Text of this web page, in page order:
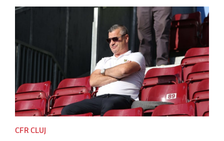
CFR CLUJ